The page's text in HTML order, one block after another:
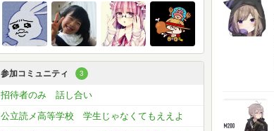
参加コミュニティ 3
招待者のみ 話し合い
公立読メ高等学校 学生じゃなくてもええよ